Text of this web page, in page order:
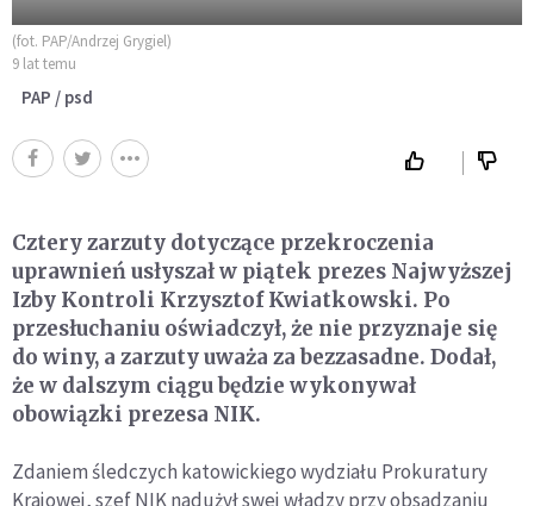
(fot. PAP/Andrzej Grygiel)
9 lat temu
PAP / psd
Cztery zarzuty dotyczące przekroczenia
uprawnień usłyszał w piątek prezes Najwyższej
Izby Kontroli Krzysztof Kwiatkowski. Po
przesłuchaniu oświadczył, że nie przyznaje się
do winy, a zarzuty uważa za bezzasadne. Dodał,
że w dalszym ciągu będzie wykonywał
obowiązki prezesa NIK.
Zdaniem śledczych katowickiego wydziału Prokuratury
Krajowej, szef NIK nadużył swej władzy przy obsadzaniu